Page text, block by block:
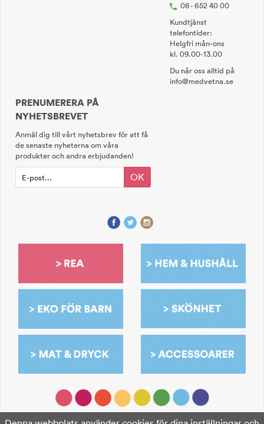
08 - 652 40 00
Kundtjänst
telefontider:
Helgfri mån-ons
kl. 09.00-13.00
Du når oss alltid på
info@medvetna.se
PRENUMERERA PÅ
NYHETSBREVET
Anmäl dig till vårt nyhetsbrev för att få
de senaste nyheterna om våra
produkter och andra erbjudanden!
OK